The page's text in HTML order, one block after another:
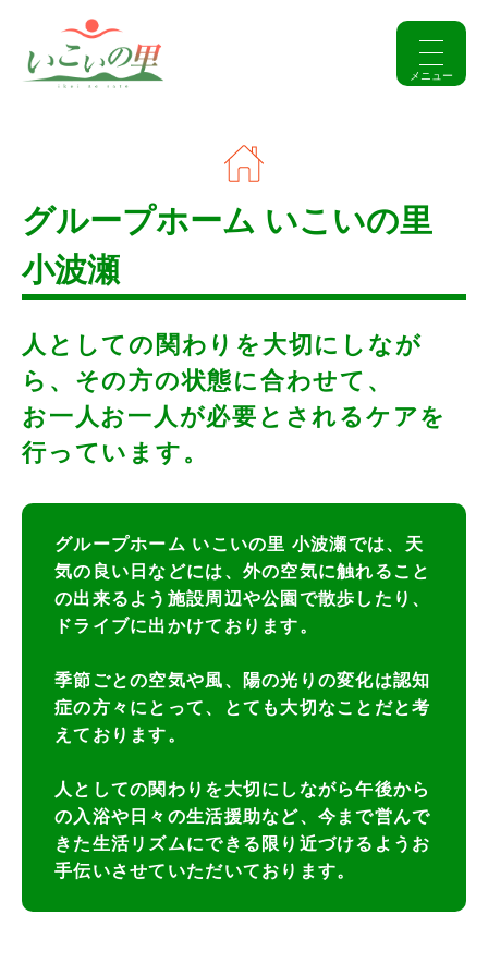
グループホーム いこいの里
小波瀬
人としての関わりを大切にしなが
ら、その方の状態に合わせて、
お一人お一人が必要とされるケアを
行っています。
グループホーム いこいの里 小波瀬では、天
気の良い日などには、外の空気に触れること
の出来るよう施設周辺や公園で散歩したり、
ドライブに出かけております。
季節ごとの空気や風、陽の光りの変化は認知
症の方々にとって、とても大切なことだと考
えております。
人としての関わりを大切にしながら午後から
の入浴や日々の生活援助など、今まで営んで
きた生活リズムにできる限り近づけるようお
手伝いさせていただいております。